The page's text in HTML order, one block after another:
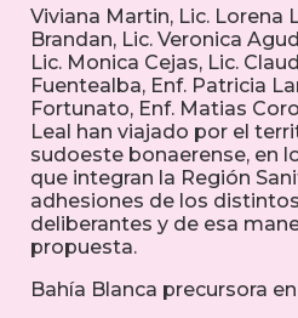
Viviana Martin, Lic. Lorena
Brandan, Lic. Veronica
Lic. Monica Cejas, Lic.
Fuentealba, Enf. Patricia
Fortunato, Enf. Matias
Leal han viajado por el
sudoeste bonaerense, en
que integran la Región
adhesiones de los
deliberantes y de esa
propuesta.
Bahía Blanca precursora